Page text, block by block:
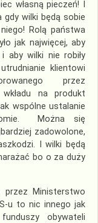
własną pieczeń! I
gdy wilki będą sobie
Rolą państwa
jak najwięcej, aby
aby wilki nie robiły
klientowi
przez
na produkt
wspólne ustalanie
Można się
zadowolone,
I wilki będą
bo o za duży
przez Ministerstwo
u to nic innego jak
obywateli